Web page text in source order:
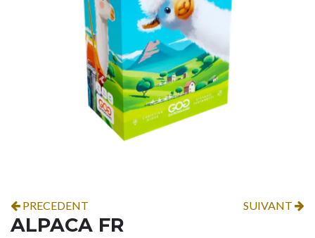
PRECEDENT SUIVANT
ALPACA FR